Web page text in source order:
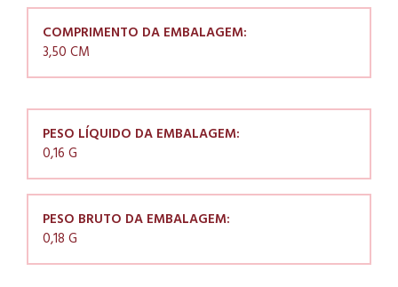
COMPRIMENTO DA EMBALAGEM:
3,50 CM
PESO LÍQUIDO DA EMBALAGEM:
0,16 G
PESO BRUTO DA EMBALAGEM:
0,18 G